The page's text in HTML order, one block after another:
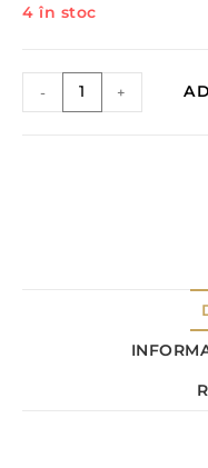
4 în stoc
- +